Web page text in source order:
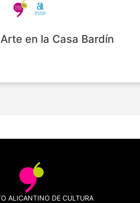
en la Casa Bardín
ALICANTINO DE CULTURA